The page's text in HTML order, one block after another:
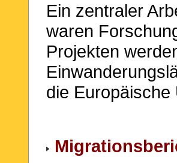
Ein zentraler
waren
Projekten
die